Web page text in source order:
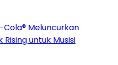
Meluncurkan
untuk Musisi